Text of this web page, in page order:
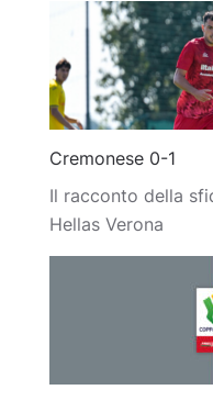
Cremonese 0-1
Il racconto della
Hellas Verona